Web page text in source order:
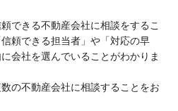
できる不動産会社に相談をするこ
頼できる担当者」や「対応の早
会社を選んでいることがわかりま
の不動産会社に相談することをお